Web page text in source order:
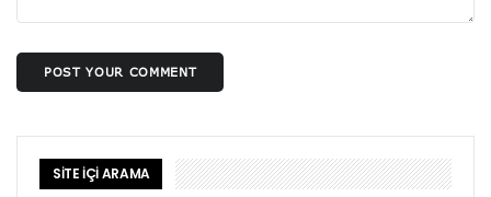
POST YOUR COMMENT
SİTE İÇİ ARAMA